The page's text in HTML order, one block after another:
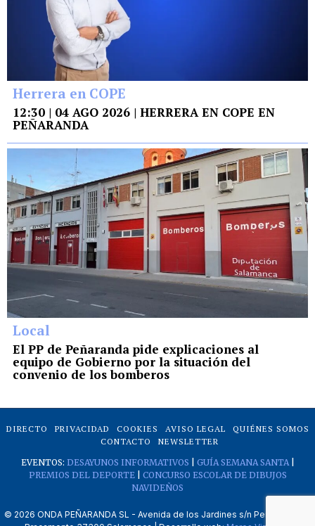
Herrera en COPE
12:30 | 04 AGO 2026 | HERRERA EN COPE EN
PEÑARANDA
Local
El PP de Peñaranda pide explicaciones al
equipo de Gobierno por la situación del
convenio de los bomberos
DIRECTO PRIVACIDAD COOKIES AVISO LEGAL
QUIÉNES SOMOS
CONTACTO
NEWSLETTER
EVENTOS: DESAYUNOS INFORMATIVOS GUÍA SEMANA SANTA|
PREMIOS DEL DEPORTE| CONCURSO ESCOLAR DE DIBUJOS
NAVIDEÑOS
© 2026 ONDA PEÑARANDA SL - Avenida de los Jardines s/n Peñaranda de